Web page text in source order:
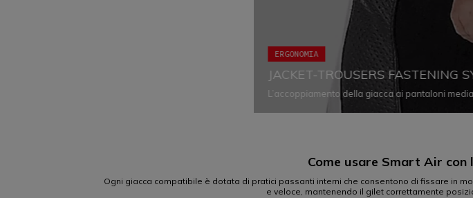
ERGONOMIA
JACKET-TROUSERS FASTENING
L’accoppiamento della giacca ai pantaloni
l’ergonomia che il comfort, impedendo le
vestibilità di entrambi i capi in ogni situazione.
Come usare Smart Air con
Ogni giacca compatibile è dotata di pratici passanti interni che consentono di fissare in
e veloce, mantenendo il gilet correttamente